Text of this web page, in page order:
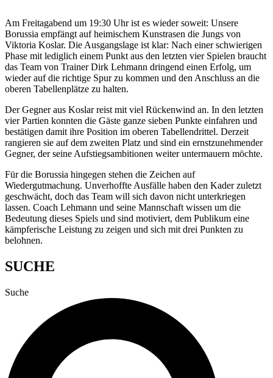
Am Freitagabend um 19:30 Uhr ist es wieder soweit: Unsere
Borussia empfängt auf heimischem Kunstrasen die Jungs von
Viktoria Koslar. Die Ausgangslage ist klar: Nach einer schwierigen
Phase mit lediglich einem Punkt aus den letzten vier Spielen braucht
das Team von Trainer Dirk Lehmann dringend einen Erfolg, um
wieder auf die richtige Spur zu kommen und den Anschluss an die
oberen Tabellenplätze zu halten.
Der Gegner aus Koslar reist mit viel Rückenwind an. In den letzten
vier Partien konnten die Gäste ganze sieben Punkte einfahren und
bestätigen damit ihre Position im oberen Tabellendrittel. Derzeit
rangieren sie auf dem zweiten Platz und sind ein ernstzunehmender
Gegner, der seine Aufstiegsambitionen weiter untermauern möchte.
Für die Borussia hingegen stehen die Zeichen auf
Wiedergutmachung. Unverhoffte Ausfälle haben den Kader zuletzt
geschwächt, doch das Team will sich davon nicht unterkriegen
lassen. Coach Lehmann und seine Mannschaft wissen um die
Bedeutung dieses Spiels und sind motiviert, dem Publikum eine
kämpferische Leistung zu zeigen und sich mit drei Punkten zu
belohnen.
SUCHE
Suche